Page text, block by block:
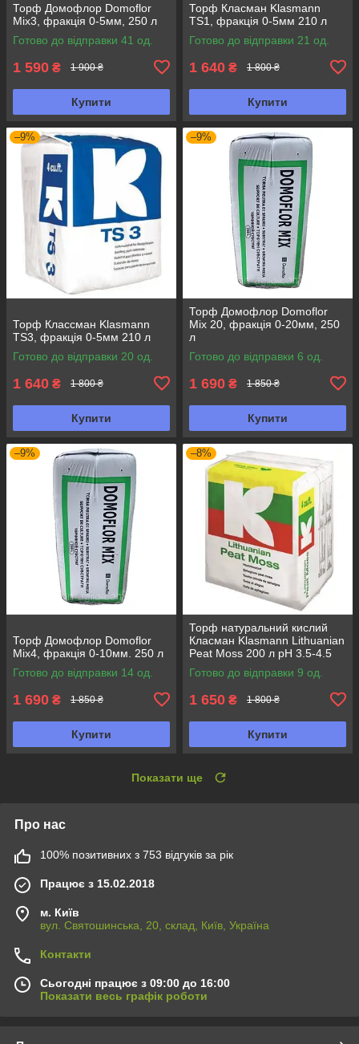
Торф Домофлор Domoflor
Mix3, фракція 0-5мм, 250 л
Готово до відправки 41 од.
1 590 ₴ 1 900 ₴
Купити
Торф Класман Klasmann
TS1, фракція 0-5мм 210 л
Готово до відправки 21 од.
1 640 ₴ 1 800 ₴
Купити
–9%
Торф Классман Klasmann
TS3, фракція 0-5мм 210 л
Готово до відправки 20 од.
1 640 ₴ 1 800 ₴
Купити
–9%
Торф Домофлор Domoflor
Mix 20, фракція 0-20мм, 250
л
Готово до відправки 6 од.
1 690 ₴ 1 850 ₴
Купити
–9%
Торф Домофлор Domoflor
Mix4, фракція 0-10мм. 250 л
Готово до відправки 14 од.
1 690 ₴ 1 850 ₴
Купити
–8%
Торф натуральний кислий
Класман Klasmann Lithuanian
Peat Moss 200 л pH 3.5-4.5
Готово до відправки 9 од.
1 650 ₴ 1 800 ₴
Купити
Показати ще
Про нас
100% позитивних з 753 відгуків за рік
Працює з 15.02.2018
м. Київ
вул. Святошинська, 20, склад, Київ, Україна
Контакти
Сьогодні працює з 09:00 до 16:00
Показати весь графік роботи